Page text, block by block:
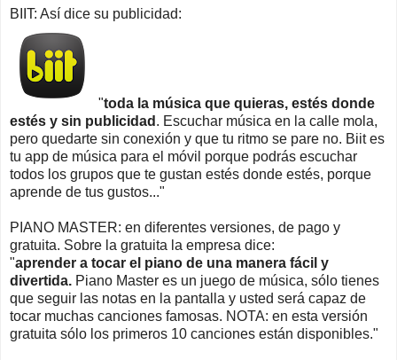
BIIT: Así dice su publicidad:
"toda la música que quieras, estés donde
estés y sin publicidad . Escuchar música en la calle mola,
pero quedarte sin conexión y que tu ritmo se pare no. Biit es
tu app de música para el móvil porque podrás escuchar
todos los grupos que te gustan estés donde estés, porque
aprende de tus gustos..."
PIANO MASTER: en diferentes versiones, de pago y
gratuita. Sobre la gratuita la empresa dice:
"aprender a tocar el piano de una manera fácil y
divertida. Piano Master es un juego de música, sólo tienes
que seguir las notas en la pantalla y usted será capaz de
tocar muchas canciones famosas. NOTA: en esta versión
gratuita sólo los primeros 10 canciones están disponibles."